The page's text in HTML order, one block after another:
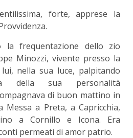
forte, apprese la
la frequentazione dello zio
Minozzi, vivente presso la
nella sua luce, palpitando
della sua personalità
di buon mattino in
Messa a Preta, a Capricchia,
a Cornillo e Icona. Era
permeati di amor patrio.